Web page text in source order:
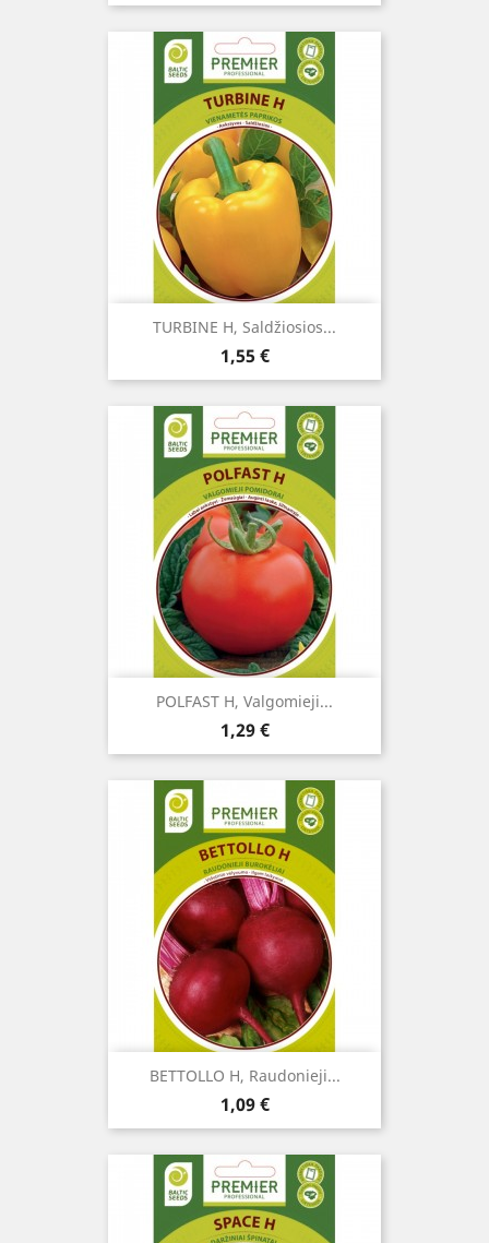
TURBINE H, Saldžiosios...
Kaina
1,55 €
POLFAST H, Valgomieji...
Kaina
1,29 €
BETTOLLO H, Raudonieji...
Kaina
1,09 €